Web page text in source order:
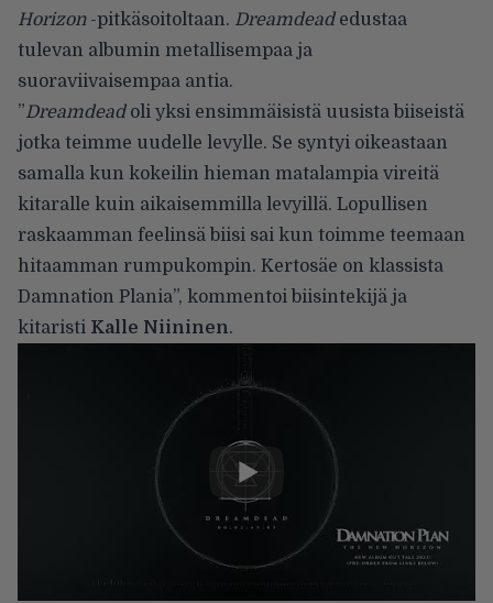
Horizon-pitkäsoitoltaan. Dreamdeadedustaa
tulevan albumin metallisempaa ja
suoraviivaisempaa antia.
”Dreamdeadoli yksi ensimmäisistä uusista biiseistä
jotka teimme uudelle levylle. Se syntyi oikeastaan
samalla kun kokeilin hieman matalampia vireitä
kitaralle kuin aikaisemmilla levyillä. Lopullisen
raskaamman feelinsä biisi sai kun toimme teemaan
hitaamman rumpukompin. Kertosäe on klassista
Damnation Plania”, kommentoi biisintekijä ja
kitaristi Kalle Niininen.